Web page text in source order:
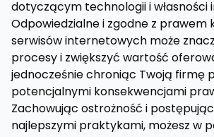
dotyczącym technologii i własności
Odpowiedzialne i zgodne z prawem
serwisów internetowych może
procesy i zwiększyć wartość
jednocześnie chroniąc Twoją firmę
potencjalnymi konsekwencjami
Zachowując ostrożność i
najlepszymi praktykami, możesz w